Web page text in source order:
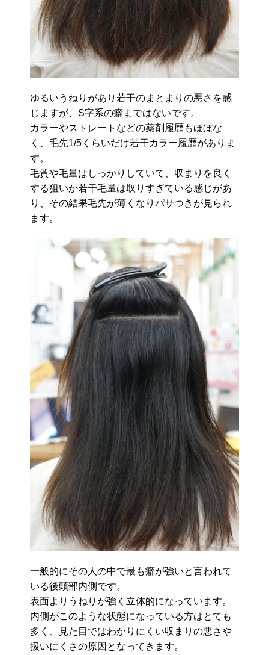
ゆるいうねりがあり若干のまとまりの悪さを感
じますが、S字系の癖まではないです。
カラーやストレートなどの薬剤履歴もほぼな
く、毛先1/5くらいだけ若干カラー履歴がありま
す。
毛質や毛量はしっかりしていて、収まりを良く
する狙いか若干毛量は取りすぎている感じがあ
り、その結果毛先が薄くなりパサつきが見られ
ます。
一般的にその人の中で最も癖が強いと言われて
いる後頭部内側です。
表面よりうねりが強く立体的になっています。
内側がこのような状態になっている方はとても
多く、見た目ではわかりにくい収まりの悪さや
扱いにくさの原因となってきます。